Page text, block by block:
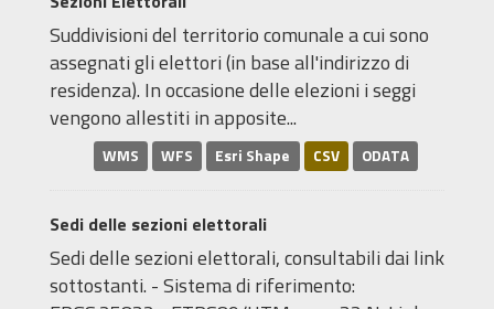
Suddivisioni del territorio comunale a cui sono
assegnati gli elettori (in base all'indirizzo di
residenza). In occasione delle elezioni i seggi
vengono allestiti in apposite...
WMS WFS Esri Shape CSV ODATA
Sedi delle sezioni elettorali
Sedi delle sezioni elettorali, consultabili dai link
sottostanti. - Sistema di riferimento: